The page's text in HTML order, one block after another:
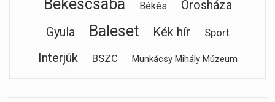
Békéscsaba Békés
Orosháza
Gyula
Baleset Kék hír Sport
Interjúk BSZC Munkácsy Mihály Múzeum